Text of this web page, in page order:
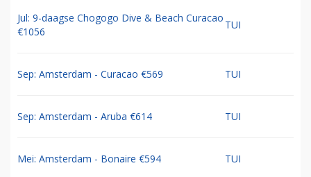
Jul: 9-daagse Chogogo Dive & Beach Curacao
€1056
TUI
Sep: Amsterdam - Curacao €569 TUI
Sep: Amsterdam - Aruba €614 TUI
Mei: Amsterdam - Bonaire €594 TUI